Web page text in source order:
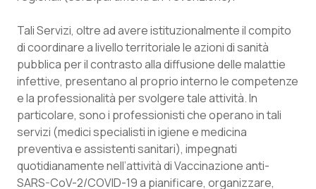
Valle D’Aosta
Veneto
Oncodermatologia
Oncoematologia
Oncologia & Nutrizione
Psoriasi & pelle
Tali Servizi, oltre ad avere istituzionalmente il compito
di coordinare a livello territoriale le azioni di sanità
pubblica per il contrasto alla diffusione delle malattie
infettive, presentano al proprio interno le competenze
e la professionalità per svolgere tale attività. In
particolare, sono i professionisti che operano in tali
servizi (medici specialisti in igiene e medicina
preventiva e assistenti sanitari), impegnati
quotidianamente nell’attività di Vaccinazione anti-
SARS-CoV-2/COVID-19 a pianificare, organizzare,